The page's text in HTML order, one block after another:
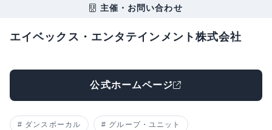
主催・お問い合わせ
エイベックス・エンタテインメント株式会社
公式ホームページ
ダンスボーカル グループ・ユニット